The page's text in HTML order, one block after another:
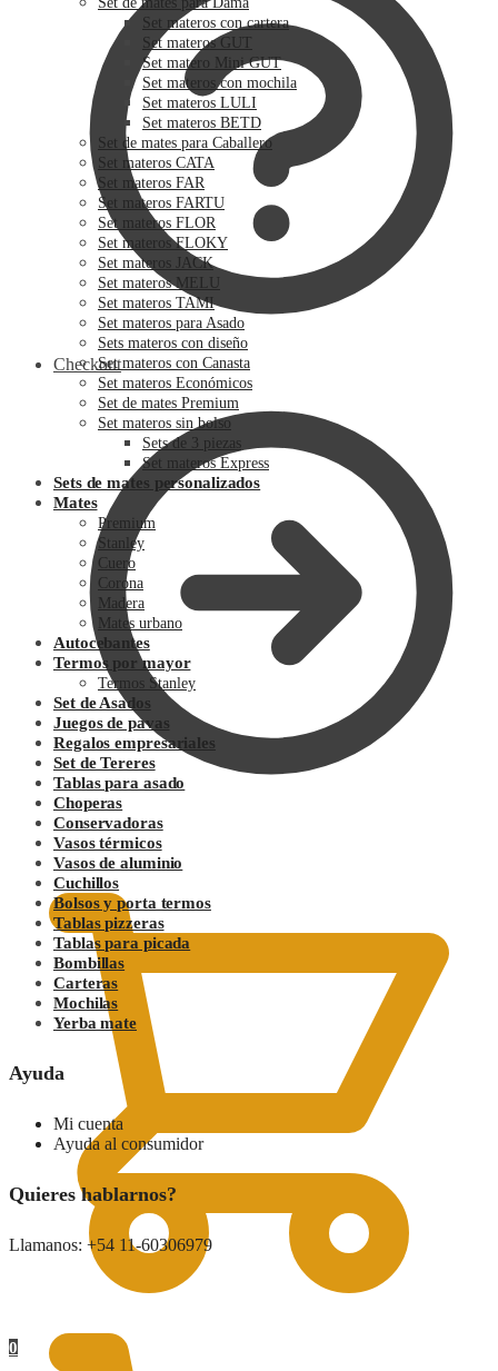
Checkout
0.00
0
Set materos con cartera
Set materos GUT
Set matero Mini GUT
Set materos con mochila
Set materos LULI
Set materos BETD
Set de mates para Caballero
Set materos CATA
Set materos FAR
Set materos FARTU
Set materos FLOR
Set materos FLOKY
Set materos JACK
Set materos MELU
Set materos TAMI
Set materos para Asado
Sets materos con diseño
Set materos con Canasta
Set materos Económicos
Set de mates Premium
Set materos sin bolso
Sets de 3 piezas
Set materos Express
Sets de mates personalizados
Mates
Premium
Stanley
Cuero
Corona
Madera
Mates urbano
Autocebantes
Termos por mayor
Termos Stanley
Set de Asados
Juegos de pavas
Regalos empresariales
Set de Tereres
Tablas para asado
Choperas
Conservadoras
Vasos térmicos
Vasos de aluminio
Cuchillos
Bolsos y porta termos
Tablas pizzeras
Tablas para picada
Bombillas
Carteras
Mochilas
Yerba mate
Ayuda
Mi cuenta
Ayuda al consumidor
Quieres hablarnos?
Llamanos: +54 11-60306979